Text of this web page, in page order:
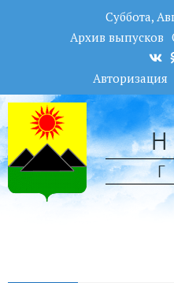
Суббота,
Архив выпусков
Авторизация